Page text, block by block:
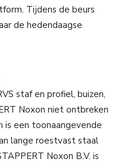
Tijdens de beurs
de hedendaagse
staf en profiel, buizen,
Noxon niet ontbreken
is een toonaangevende
lange roestvast staal
Noxon B.V. is